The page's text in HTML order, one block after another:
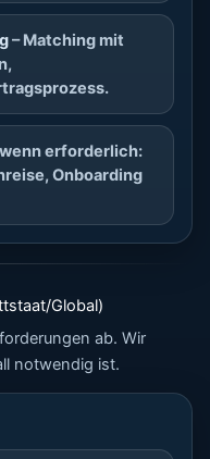
– Matching mit
erforderlich:
Onboarding
Global)
ab. Wir
notwendig ist.